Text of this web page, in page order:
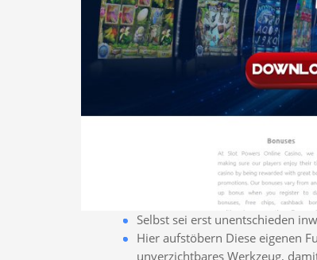
Selbst sei erst unentschieden
Hier aufstöbern Diese eigenen
unverzichtbares Werkzeug,